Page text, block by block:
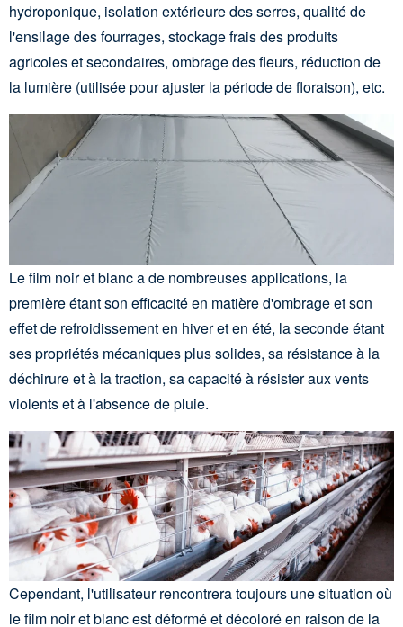
hydroponique, isolation extérieure des serres, qualité de
l'ensilage des fourrages, stockage frais des produits
agricoles et secondaires, ombrage des fleurs, réduction de
la lumière (utilisée pour ajuster la période de floraison), etc.
Le film noir et blanc a de nombreuses applications, la
première étant son efficacité en matière d'ombrage et son
effet de refroidissement en hiver et en été, la seconde étant
ses propriétés mécaniques plus solides, sa résistance à la
déchirure et à la traction, sa capacité à résister aux vents
violents et à l'absence de pluie.
Cependant, l'utilisateur rencontrera toujours une situation où
le film noir et blanc est déformé et décoloré en raison de la